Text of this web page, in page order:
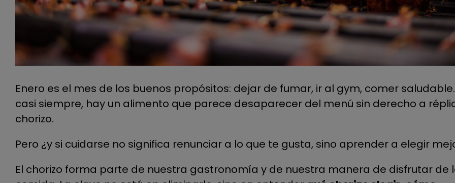
Enero es el mes de los buenos propósitos: dejar de fumar, ir al gym, comer
casi siempre, hay un alimento que parece desaparecer del menú sin derecho a
chorizo.
Pero ¿y si cuidarse no significa renunciar a lo que te gusta, sino aprender a elegir
El chorizo forma parte de nuestra gastronomía y de nuestra manera de disfrutar de